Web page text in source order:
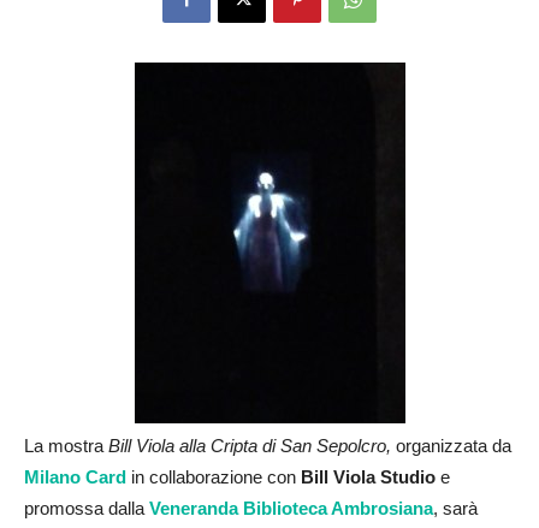
La mostra Bill Viola alla Cripta di San Sepolcro, organizzata da
Milano Card in collaborazione con Bill Viola Studio e
promossa dalla Veneranda Biblioteca Ambrosiana, sarà